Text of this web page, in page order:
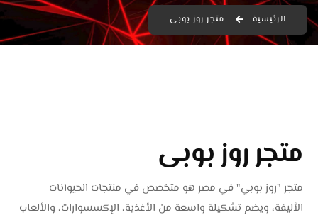
الرئيسية متجر روز بوبى
متجر روز بوبى
متجر "روز بوبي" في مصر هو متخصص في منتجات الحيوانات
الأليفة، ويضم تشكيلة واسعة من الأغذية، الإكسسوارات، والألعاب